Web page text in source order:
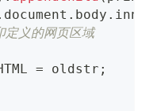
document . body .
义的网页区域
= oldstr ;